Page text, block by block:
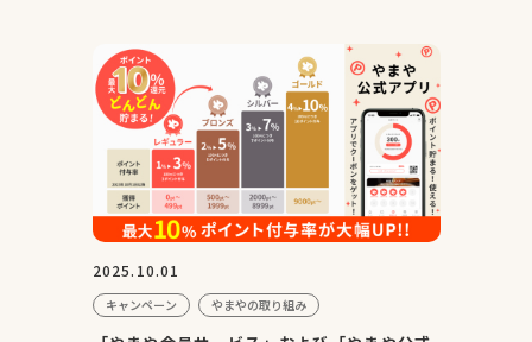
2025.10.01
キャンペーン やまやの取り組み